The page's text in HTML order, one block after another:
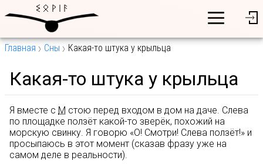
Главная Сны Какая-то штука у крыльца
Какая-то штука у крыльца
Я вместе с М стою перед входом в дом на даче. Слева
по площадке ползёт какой-то зверёк, похожий на
морскую свинку. Я говорю «О! Смотри! Слева ползёт!» и
просыпаюсь в этот момент (сказав фразу уже на
самом деле в реальности).